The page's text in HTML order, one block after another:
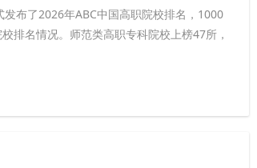
布了2026年ABC中国高职院校排名，1000
排名情况。师范类高职专科院校上榜47所，